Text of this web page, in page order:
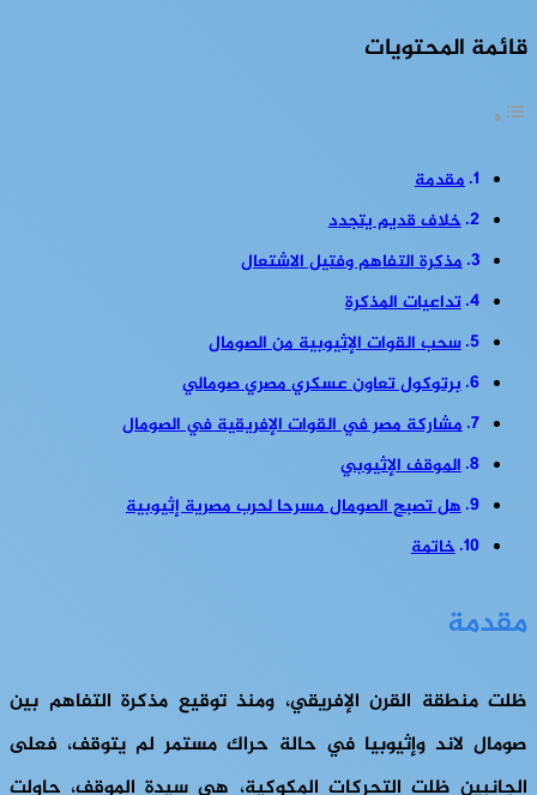
قائمة المحتويات
مقدمة
خلاف قديم يتجدد
مذكرة التفاهم وفتيل الاشتعال
تداعيات المذكرة
سحب القوات الإثيوبية من الصومال
برتوكول تعاون عسكري مصري صومالي
مشاركة مصر في القوات الإفريقية في الصومال
الموقف الإثيوبي
هل تصبح الصومال مسرحا لحرب مصرية إثيوبية
خاتمة
مقدمة
ظلت منطقة القرن الإفريقي، ومنذ توقيع مذكرة التفاهم بين
صومال لاند وإثيوبيا في حالة حراك مستمر لم يتوقف، فعلى
الجانبين ظلت التحركات المكوكية، هي سيدة الموقف، حاولت